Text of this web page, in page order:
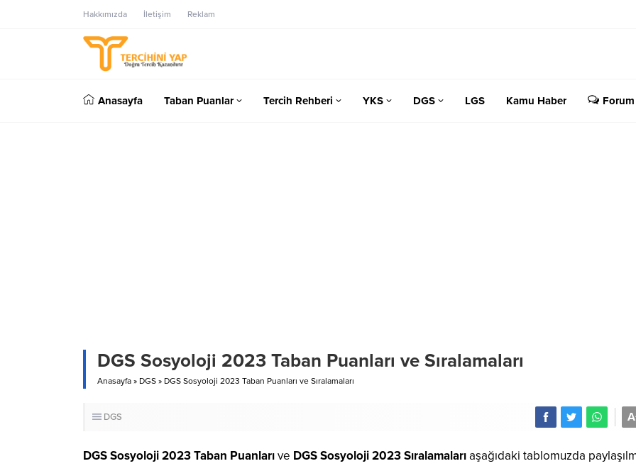
Hakkımızda İletişim Reklam
Anasayfa Taban Puanlar Tercih Rehberi YKS DGS LGS Kamu Haber Forum
DGS Sosyoloji 2023 Taban Puanları ve Sıralamaları
Anasayfa » DGS » DGS Sosyoloji 2023 Taban Puanları ve Sıralamaları
DGS A
DGS Sosyoloji 2023 Taban Puanlarıve DGS Sosyoloji 2023 Sıralamalarıaşağıdaki tablomuzda